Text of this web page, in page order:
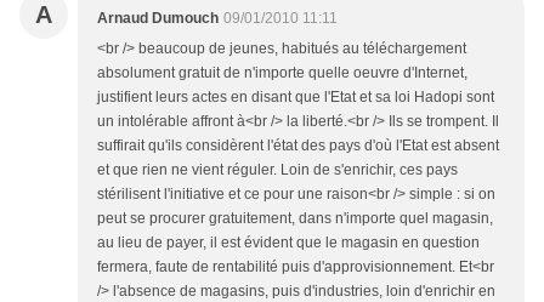
A Arnaud Dumouch 09/01/2010 11:11
<br /> beaucoup de jeunes, habitués au téléchargement
absolument gratuit de n'importe quelle oeuvre d'Internet,
justifient leurs actes en disant que l'Etat et sa loi Hadopi sont
un intolérable affront à<br /> la liberté.<br /> Ils se trompent. Il
suffirait qu'ils considèrent l'état des pays d'où l'Etat est absent
et que rien ne vient réguler. Loin de s'enrichir, ces pays
stérilisent l'initiative et ce pour une raison<br /> simple : si on
peut se procurer gratuitement, dans n'importe quel magasin,
au lieu de payer, il est évident que le magasin en question
fermera, faute de rentabilité puis d'approvisionnement. Et<br
/> l'absence de magasins, puis d'industries, loin d'enrichir en